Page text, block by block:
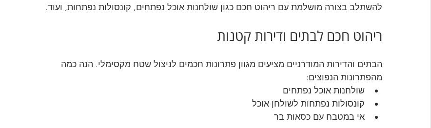
להשתלב בצורה מושלמת עם ריהוט חכם כגון שולחנות אוכל נפתחים, קונסולות נפתחות, ועוד.
ריהוט חכם לבתים ודירות קטנות
הבתים והדירות המודרניים מציעים מגוון פתרונות חכמים לניצול שטח מקסימלי. הנה כמה
מהפתרונות הנפוצים:
שולחנות אוכל נפתחים
קונסולות נפתחות לשולחן אוכל
אי במטבח עם כסאות בר